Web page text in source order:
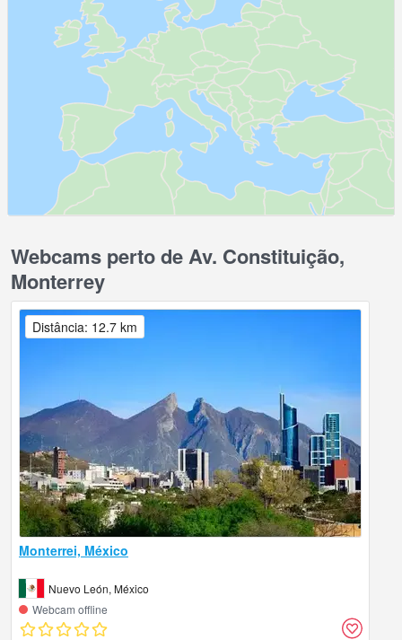
Webcams perto de Av. Constituição,
Monterrey
Monterrei, México
Nuevo León, México
Webcam offline
Distância: 12.7 km